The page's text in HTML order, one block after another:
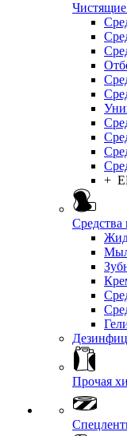
Чистящие
+
Средства
Прочая